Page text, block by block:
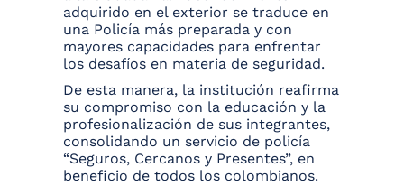
adquirido en el exterior se traduce en
una Policía más preparada y con
mayores capacidades para enfrentar
los desafíos en materia de seguridad.
De esta manera, la institución reafirma
su compromiso con la educación y la
profesionalización de sus integrantes,
consolidando un servicio de policía
“Seguros, Cercanos y Presentes”, en
beneficio de todos los colombianos.